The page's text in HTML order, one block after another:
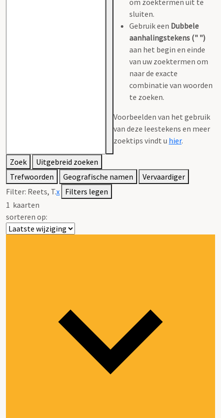
sluiten.
Gebruik een Dubbele
aanhalingstekens (" ")
aan het begin en einde
van uw zoektermen om
naar de exacte
combinatie van woorden
te zoeken.
Voorbeelden van het gebruik
van deze leestekens en meer
zoektips vindt u hier.
Zoek
Uitgebreid zoeken
Trefwoorden
Geografische namen
Vervaardiger
Filter: Reets, T.x Filters legen
1 kaarten
sorteren op: